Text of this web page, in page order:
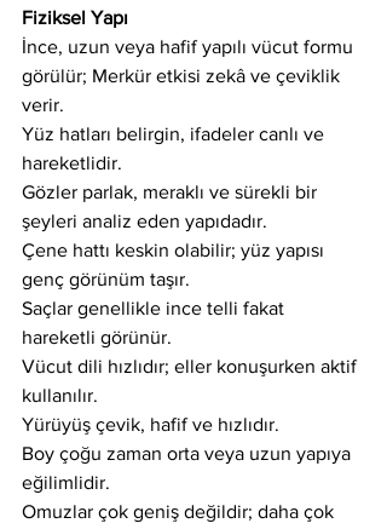
Fiziksel Yapı
İnce, uzun veya hafif yapılı vücut formu
görülür; Merkür etkisi zekâ ve çeviklik
verir.
Yüz hatları belirgin, ifadeler canlı ve
hareketlidir.
Gözler parlak, meraklı ve sürekli bir
şeyleri analiz eden yapıdadır.
Çene hattı keskin olabilir; yüz yapısı
genç görünüm taşır.
Saçlar genellikle ince telli fakat
hareketli görünür.
Vücut dili hızlıdır; eller konuşurken aktif
kullanılır.
Yürüyüş çevik, hafif ve hızlıdır.
Boy çoğu zaman orta veya uzun yapıya
eğilimlidir.
Omuzlar çok geniş değildir; daha çok